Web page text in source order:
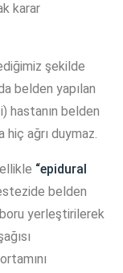
karar
şekilde
belden yapılan
hastanın belden
hiç ağrı duymaz.
“epidural
belden
yerleştirilerek